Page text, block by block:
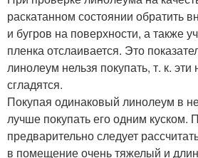
раскатанном состоянии обратить
и бугров на поверхности, а также
пленка отслаивается. Это
линолеум нельзя покупать, т. к.
сгладятся.
Покупая одинаковый линолеум в
лучше покупать его одним куском.
предварительно следует
в помещение очень тяжелый и